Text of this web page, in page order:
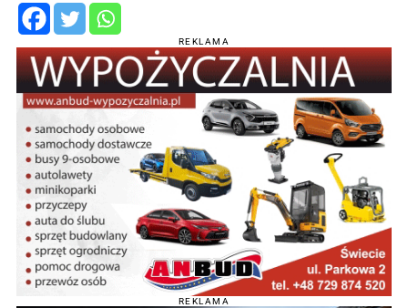
REKLAMA
REKLAMA